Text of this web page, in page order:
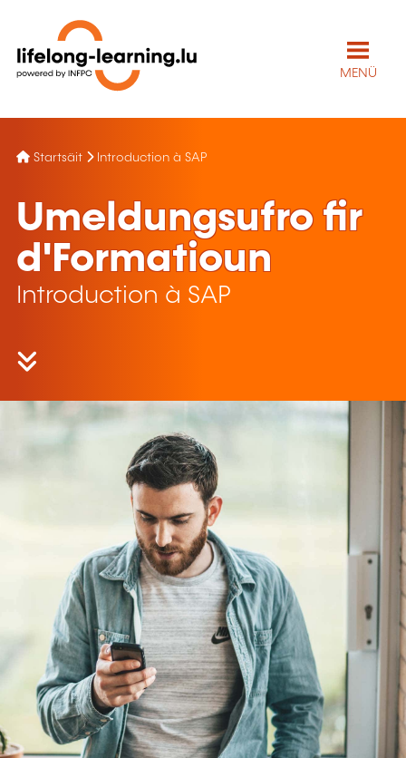
MENÜ
Startsäit Introduction à SAP
Umeldungsufro fir
d'Formatioun
Introduction à SAP